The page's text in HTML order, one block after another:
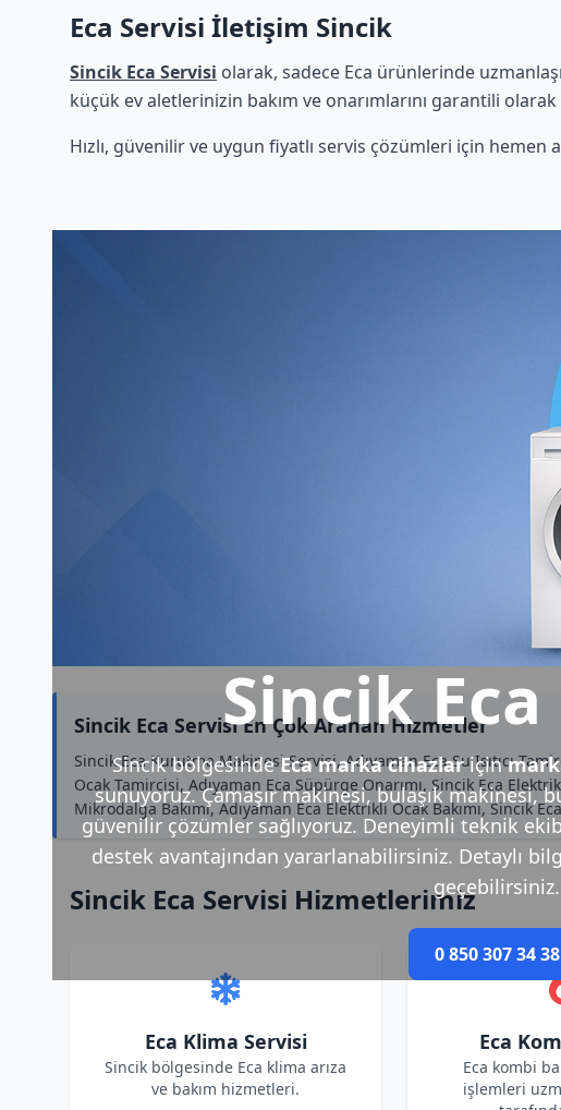
Eca Servisi İletişim Sincik
Sincik Eca Servisi olarak, sadece Eca ürünlerinde
küçük ev aletlerinizin bakım ve onarımlarını garantili
Hızlı, güvenilir ve uygun fiyatlı servis çözümleri için hemen
Sincik
Sincik bölgesindeEca marka cihazlariçin
sunuyoruz. Çamaşır makinesi, bulaşık makinesi,
güvenilir çözümler sağlıyoruz. Deneyimli teknik
destek avantajından yararlanabilirsiniz. Detaylı
geçebilirsiniz.
0 850 307 34 38
Sincik Eca Servisi En Çok Aranan Hizmetler
Sincik Eca Kurutma Makinesi Servisi, Adıyaman Eca Su Isıtıcı
Ocak Tamircisi, Adıyaman Eca Süpürge Onarımı, Sincik Eca
Mikrodalga Bakımı, Adıyaman Eca Elektrikli Ocak Bakımı, Sincik
Sincik Eca Servisi Hizmetlerimiz
Eca Klima Servisi
Sincik bölgesinde Eca klima arıza
ve bakım hizmetleri.
Eca
Eca kombi
işlemleri